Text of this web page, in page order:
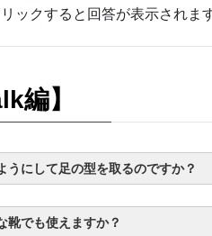
ックすると回答が表示されま
編】
うにして足の型を取るのですか？
靴でも使えますか？